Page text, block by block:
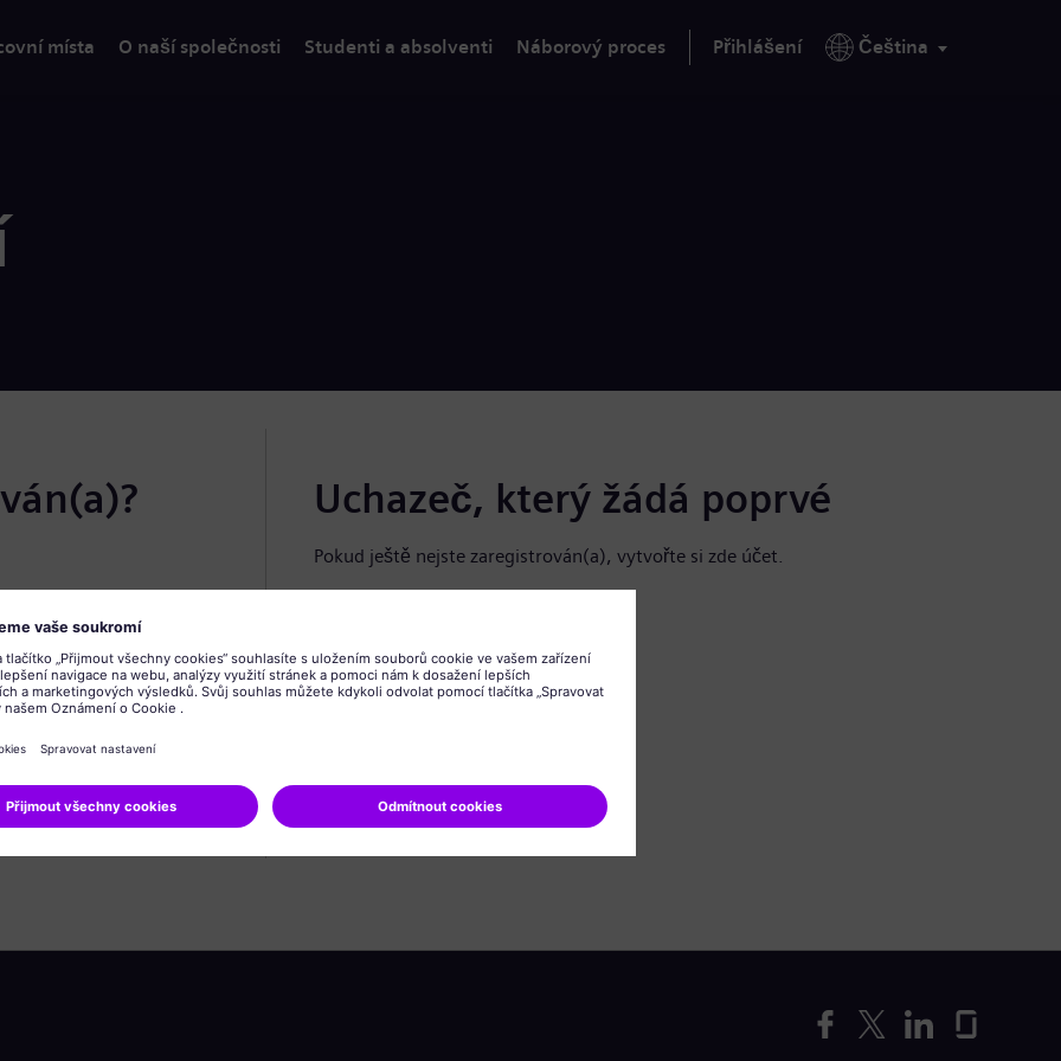
místa O naší společnosti Studenti a absolventi Náborový proces Přihlášení Čeština
Uchazeč, který žádá poprvé
Pokud ještě nejste zaregistrován(a), vytvořte si zde účet.